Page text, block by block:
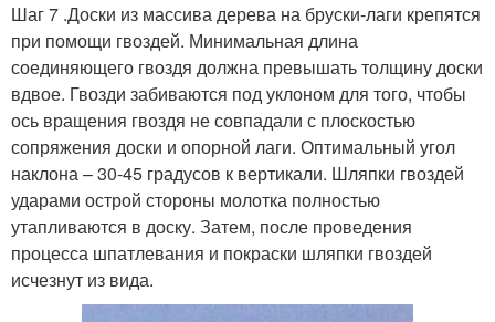
Шаг 7 .Доски из массива дерева на бруски-лаги крепятся
при помощи гвоздей. Минимальная длина
соединяющего гвоздя должна превышать толщину доски
вдвое. Гвозди забиваются под уклоном для того, чтобы
ось вращения гвоздя не совпадали с плоскостью
сопряжения доски и опорной лаги. Оптимальный угол
наклона – 30-45 градусов к вертикали. Шляпки гвоздей
ударами острой стороны молотка полностью
утапливаются в доску. Затем, после проведения
процесса шпатлевания и покраски шляпки гвоздей
исчезнут из вида.